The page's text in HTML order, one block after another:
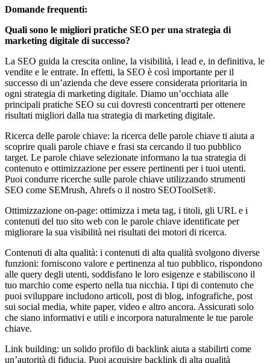
Domande frequenti:
Quali sono le migliori pratiche SEO per una strategia di
marketing digitale di successo?
La SEO guida la crescita online, la visibilità, i lead e, in definitiva, le
vendite e le entrate. In effetti, la SEO è così importante per il
successo di un’azienda che deve essere considerata prioritaria in
ogni strategia di marketing digitale. Diamo un’occhiata alle
principali pratiche SEO su cui dovresti concentrarti per ottenere
risultati migliori dalla tua strategia di marketing digitale.
Ricerca delle parole chiave: la ricerca delle parole chiave ti aiuta a
scoprire quali parole chiave e frasi sta cercando il tuo pubblico
target. Le parole chiave selezionate informano la tua strategia di
contenuto e ottimizzazione per essere pertinenti per i tuoi utenti.
Puoi condurre ricerche sulle parole chiave utilizzando strumenti
SEO come SEMrush, Ahrefs o il nostro SEOToolSet®.
Ottimizzazione on-page: ottimizza i meta tag, i titoli, gli URL e i
contenuti del tuo sito web con le parole chiave identificate per
migliorare la sua visibilità nei risultati dei motori di ricerca.
Contenuti di alta qualità: i contenuti di alta qualità svolgono diverse
funzioni: forniscono valore e pertinenza al tuo pubblico, rispondono
alle query degli utenti, soddisfano le loro esigenze e stabiliscono il
tuo marchio come esperto nella tua nicchia. I tipi di contenuto che
puoi sviluppare includono articoli, post di blog, infografiche, post
sui social media, white paper, video e altro ancora. Assicurati solo
che siano informativi e utili e incorpora naturalmente le tue parole
chiave.
Link building: un solido profilo di backlink aiuta a stabilirti come
un’autorità di fiducia. Puoi acquisire backlink di alta qualità